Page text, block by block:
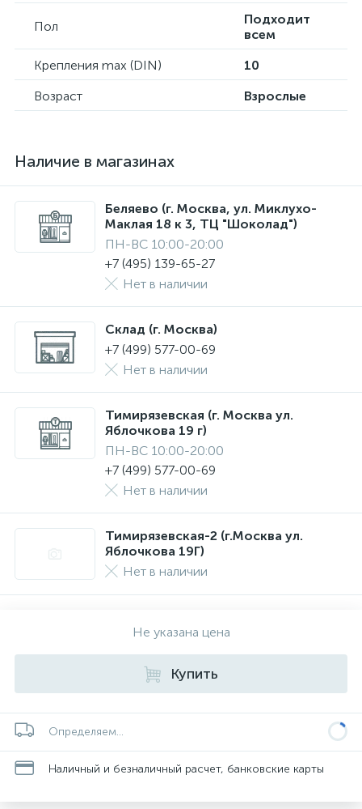
Пол
Подходит
всем
Крепления max (DIN)
10
Возраст
Взрослые
Наличие в магазинах
Беляево (г. Москва, ул. Миклухо-
Маклая 18 к 3, ТЦ "Шоколад")
ПН-ВС 10:00-20:00
+7 (495) 139-65-27
Нет в наличии
Склад (г. Москва)
+7 (499) 577-00-69
Нет в наличии
Тимирязевская (г. Москва ул.
Яблочкова 19 г)
ПН-ВС 10:00-20:00
+7 (499) 577-00-69
Нет в наличии
Тимирязевская-2 (г.Москва ул.
Яблочкова 19Г)
Нет в наличии
Не указана цена
Купить
Определяем...
Наличный и безналичный расчет, банковские карты